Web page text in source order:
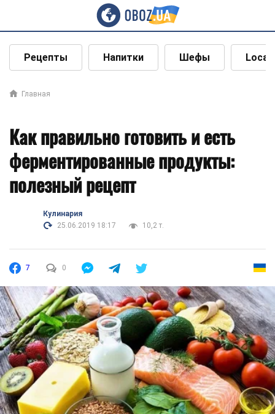
Рецепты Напитки Шефы Local
Главная
Как правильно готовить и есть
ферментированные продукты:
полезный рецепт
Кулинария
25.06.2019 18:17
10,2 т.
7 0